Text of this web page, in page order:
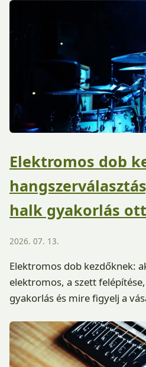
Elektromos dob
halk gyakorlás
2026. 07. 13.
Elektromos dob kezdőknek:
elektromos, a szett
gyakorlás és mire figyelj a